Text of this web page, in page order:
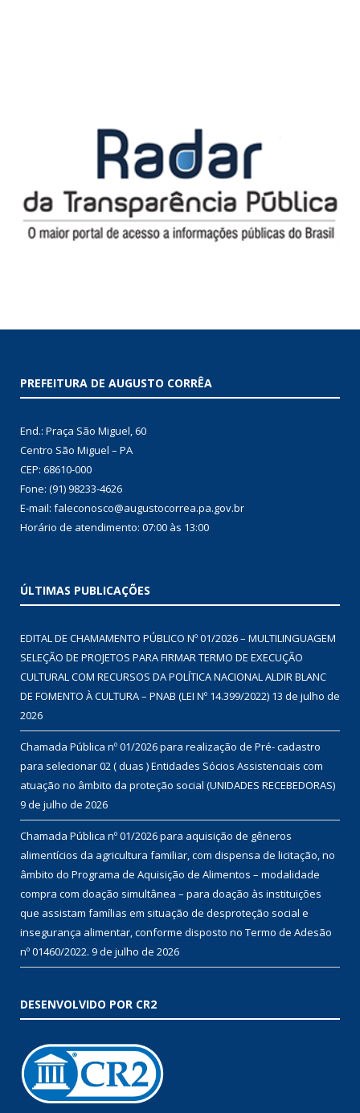
PREFEITURA DE AUGUSTO CORRÊA
End.: Praça São Miguel, 60
Centro São Miguel – PA
CEP: 68610-000
Fone: (91) 98233-4626
E-mail: faleconosco@augustocorrea.pa.gov.br
Horário de atendimento: 07:00 às 13:00
ÚLTIMAS PUBLICAÇÕES
EDITAL DE CHAMAMENTO PÚBLICO Nº 01/2026 – MULTILINGUAGEM
SELEÇÃO DE PROJETOS PARA FIRMAR TERMO DE EXECUÇÃO
CULTURAL COM RECURSOS DA POLÍTICA NACIONAL ALDIR BLANC
DE FOMENTO À CULTURA – PNAB (LEI Nº 14.399/2022) 13 de julho de
2026
Chamada Pública nº 01/2026 para realização de Pré- cadastro
para selecionar 02 ( duas ) Entidades Sócios Assistenciais com
atuação no âmbito da proteção social (UNIDADES RECEBEDORAS)
9 de julho de 2026
Chamada Pública nº 01/2026 para aquisição de gêneros
alimentícios da agricultura familiar, com dispensa de licitação, no
âmbito do Programa de Aquisição de Alimentos – modalidade
compra com doação simultânea – para doação às instituições
que assistam famílias em situação de desproteção social e
insegurança alimentar, conforme disposto no Termo de Adesão
nº 01460/2022. 9 de julho de 2026
DESENVOLVIDO POR CR2